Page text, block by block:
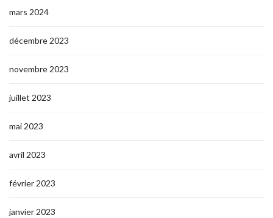
mars 2024
décembre 2023
novembre 2023
juillet 2023
mai 2023
avril 2023
février 2023
janvier 2023